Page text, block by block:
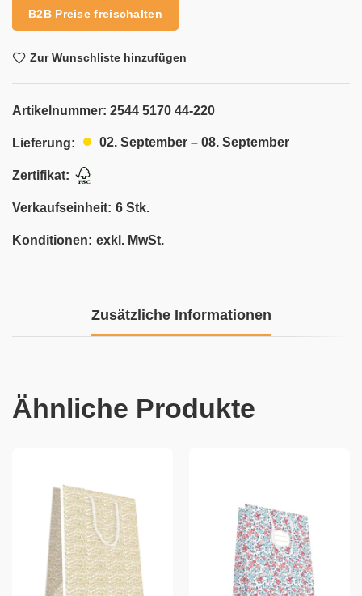
B2B Preise freischalten
Zur Wunschliste hinzufügen
Artikelnummer: 2544 5170 44-220
Lieferung: 02. September – 08. September
Zertifikat:
Verkaufseinheit: 6 Stk.
Konditionen: exkl. MwSt.
Zusätzliche Informationen
Ähnliche Produkte